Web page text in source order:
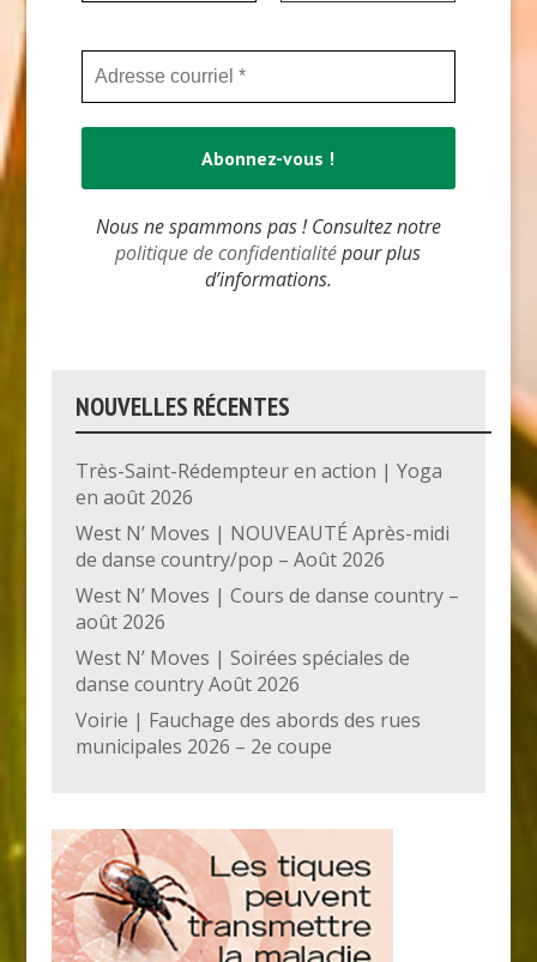
Nous ne spammons pas ! Consultez notre
politique de confidentialitépour plus
d’informations.
NOUVELLES RÉCENTES
Très-Saint-Rédempteur en action | Yoga
en août 2026
West N’ Moves | NOUVEAUTÉ Après-midi
de danse country/pop – Août 2026
West N’ Moves | Cours de danse country –
août 2026
West N’ Moves | Soirées spéciales de
danse country Août 2026
Voirie | Fauchage des abords des rues
municipales 2026 – 2e coupe